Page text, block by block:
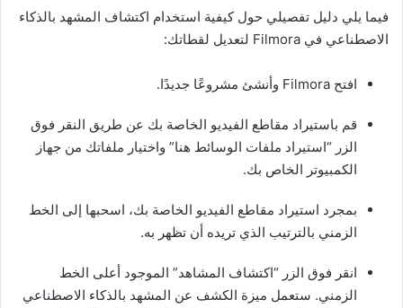
فيما يلي دليل تفصيلي حول كيفية استخدام اكتشاف المشهد بالذكاء
الاصطناعي في Filmora لتعديل لقطاتك:
افتح Filmora وأنشئ مشروعًا جديدًا.
قم باستيراد مقاطع الفيديو الخاصة بك عن طريق النقر فوق
الزر “استيراد ملفات الوسائط هنا” واختيار ملفاتك من جهاز
الكمبيوتر الخاص بك.
بمجرد استيراد مقاطع الفيديو الخاصة بك، اسحبها إلى الخط
الزمني بالترتيب الذي تريده أن تظهر به.
انقر فوق الزر “اكتشاف المشاهد” الموجود أعلى الخط
الزمني. ستعمل ميزة الكشف عن المشهد بالذكاء الاصطناعي